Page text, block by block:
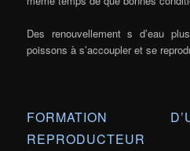
Des renouvellement s d’eau
poissons à s’accoupler et se
FORMATION
REPRODUCTEUR